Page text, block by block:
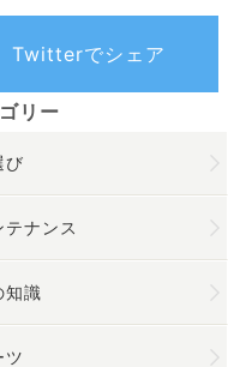
び
テナンス
知識
ツ